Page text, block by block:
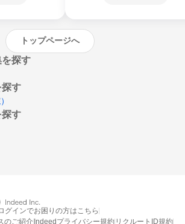
トップページへ
を探す
探す
探す
グインでお困りの方はこちら
のご紹介Indeedプライバシー規約 リクルートID規約